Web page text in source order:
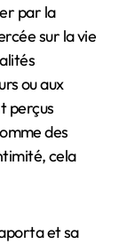
par la
sur la vie
ou aux
perçus
des
cela
et sa